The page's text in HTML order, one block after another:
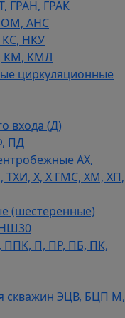
ГРАН, ГРАК
АНС
КС, НКУ
КМ, КМЛ
циркуляционные
входа (Д)
ПД
АХ,
Х, Х ГМС, ХМ, ХП,
(шестеренные)
ППК, П, ПР, ПБ, ПК,
скважин ЭЦВ, БЦП М,